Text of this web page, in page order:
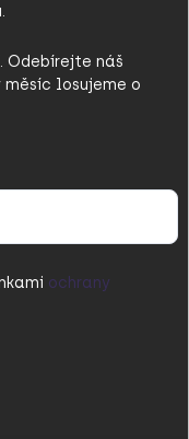
Odebírejte náš
losujeme o
ochrany